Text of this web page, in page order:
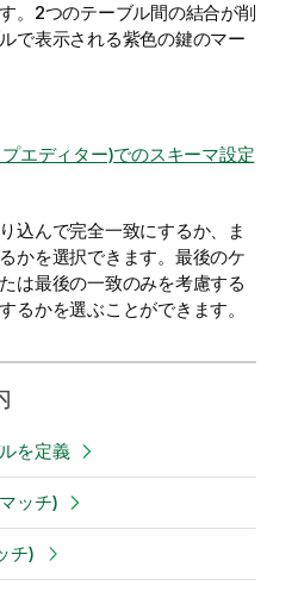
。2つのテーブル間の結合が削
で表示される紫色の鍵のマー
エディター)でのスキーマ設定
込んで完全一致にするか、ま
かを選択できます。最後のケ
は最後の一致のみを考慮する
るかを選ぶことができます。
を定義
ッチ)
チ)